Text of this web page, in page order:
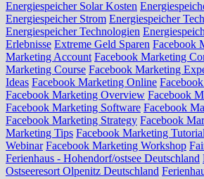
Energiespeicher Solar Kosten
Energiespeicher Strom Energiespeicher
Energiespeicher Technologien
Erlebnisse Extreme Geld Sparen Facebook
Marketing Account Facebook Marketing
Marketing Course Facebook Marketing
Ideas Facebook Marketing Online
Facebook Marketing Overview Facebook
Facebook Marketing Software Facebook
Facebook Marketing Strategy Facebook
Marketing Tips Facebook Marketing Tutorial
Webinar Facebook Marketing Workshop
Ferienhaus - Hohendorf/ostsee Deutschland
Ostseeresort Olpenitz Deutschland